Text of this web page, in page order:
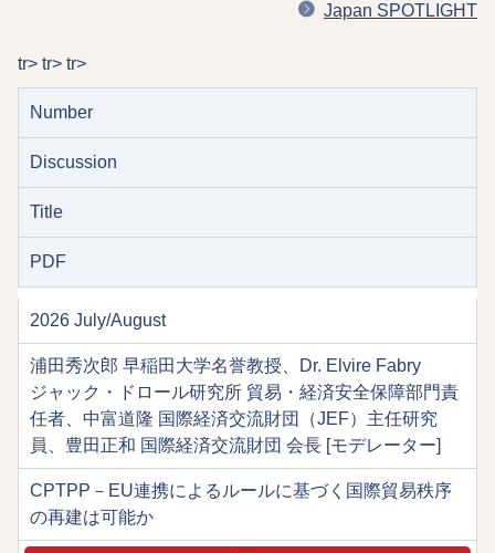
Japan SPOTLIGHT
tr> tr> tr>
Number
Discussion
Title
PDF
2026 July/August
浦田秀次郎 早稲田大学名誉教授、Dr. Elvire Fabry
ジャック・ドロール研究所 貿易・経済安全保障部門責
任者、中富道隆 国際経済交流財団（JEF）主任研究
員、豊田正和 国際経済交流財団 会長 [モデレーター]
CPTPP－EU連携によるルールに基づく国際貿易秩序
の再建は可能か